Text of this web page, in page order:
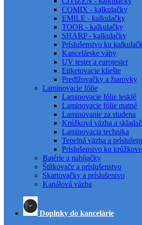
COMIX - kalkulačky
EMILE - kalkulačky
TOOR - kalkulačky
SHARP - kalkulačky
Príslušenstvo ku
Kancelárske váhy
UV tester a eurotester
Etiketovacie kliešte
Predlžovačky a žiarovky
Laminovacie fólie
Laminovacie fólie lesklé
Laminovacie fólie matné
Laminovanie za studena
Krúžková väzba a
Laminovacia technika
Tepelná väzba a
Príslušenstvo ku
Batérie a nabíjačky
Štítkovače a príslušenstvo
Skartovačky a príslušentvo
Kanálová väzba
Doplnky do kancelárie